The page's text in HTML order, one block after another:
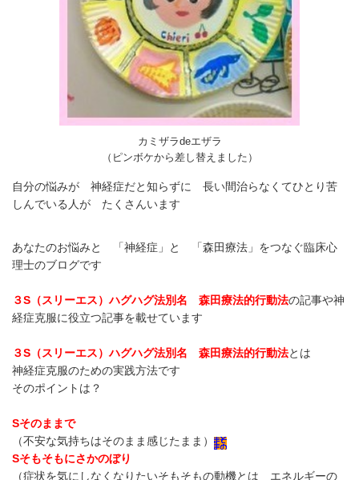
カミザラdeエザラ
（ピンボケから差し替えました）
自分の悩みが 神経症だと知らずに 長い間治らなくてひとり苦
しんでいる人が たくさんいます
あなたのお悩みと 「神経症」と 「森田療法」をつなぐ臨床心
理士のブログです
３S（スリーエス）ハグハグ法別名 森田療法的行動法の記事や神
経症克服に役立つ記事を載せています
３S（スリーエス）ハグハグ法別名 森田療法的行動法とは
神経症克服のための実践方法です
そのポイントは？
Sそのままで
（不安な気持ちはそのまま感じたまま）
Sそもそもにさかのぼり
（症状を気にしなくなりたいそもそもの動機とは エネルギーの